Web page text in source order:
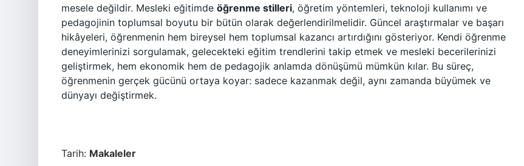
mesele değildir. Mesleki eğitimde öğrenme stilleri, öğretim yöntemleri, teknoloji kullanımı ve
pedagojinin toplumsal boyutu bir bütün olarak değerlendirilmelidir. Güncel araştırmalar ve başarı
hikâyeleri, öğrenmenin hem bireysel hem toplumsal kazancı artırdığını gösteriyor. Kendi öğrenme
deneyimlerinizi sorgulamak, gelecekteki eğitim trendlerini takip etmek ve mesleki becerilerinizi
geliştirmek, hem ekonomik hem de pedagojik anlamda dönüşümü mümkün kılar. Bu süreç,
öğrenmenin gerçek gücünü ortaya koyar: sadece kazanmak değil, aynı zamanda büyümek ve
dünyayı değiştirmek.
Tarih: Makaleler